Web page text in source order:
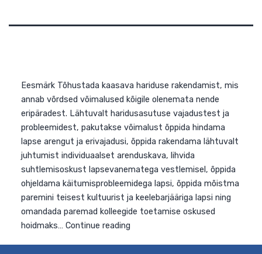
Eesmärk Tõhustada kaasava hariduse rakendamist,
annab võrdsed võimalused kõigile olenemata nende
eripäradest. Lähtuvalt haridusasutuse vajadustest ja
probleemidest, pakutakse võimalust õppida hindama
lapse arengut ja erivajadusi, õppida rakendama
juhtumist individuaalset arenduskava, lihvida
suhtlemisoskust lapsevanematega vestlemisel, õppida
ohjeldama käitumisprobleemidega lapsi, õppida
paremini teisest kultuurist ja keelebarjääriga lapsi ning